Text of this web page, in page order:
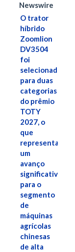
Newswire
O trator
híbrido
Zoomlion
DV3504
foi
selecionado
para duas
categorias
do prêmio
TOTY
2027, o
que
representa
um
avanço
significativo
para o
segmento
de
máquinas
agrícolas
chinesas
de alta